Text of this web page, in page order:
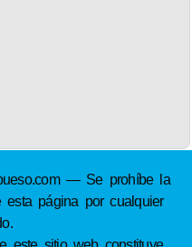
— Se prohíbe la
esta página por cualquier